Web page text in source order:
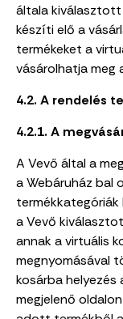
általa kiválasztott
készíti elő a
termékeket a
vásárolhatja meg
4.2. A rendelés
4.2.1. A
A Vevő által a
a Webáruház bal
a Vevő
annak a virtuális
megnyomásával
kosárba
megjelenő